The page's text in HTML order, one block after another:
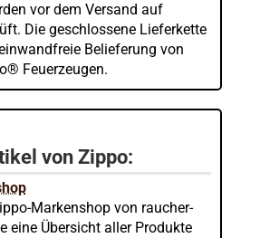
vor dem Versand auf
Die geschlossene Lieferkette
Belieferung von
Feuerzeugen.
von Zippo:
Markenshop von raucher-
eine Übersicht aller Produkte